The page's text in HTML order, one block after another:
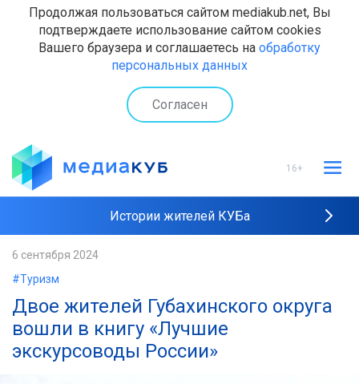
Продолжая пользоваться сайтом mediakub.net, Вы
подтверждаете использование сайтом cookies
Вашего браузера и соглашаетесь на обработку
персональных данных
Согласен
16+
Истории жителей КУБа
Наши интервью
6 сентября 2024
#Туризм
Двое жителей Губахинского округа
вошли в книгу «Лучшие
экскурсоводы России»